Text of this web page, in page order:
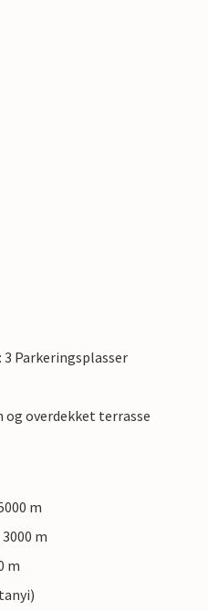
Parkeringsplasser
og overdekket terrasse
m
m
m